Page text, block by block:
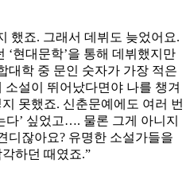
했죠. 그래서 데뷔도 늦었어요.
‘현대문학’을 통해 데뷔했지만
대학 중 문인 숫자가 가장 적은
설이 뛰어났다면야 나를 챙겨
못했죠. 신춘문예에도 여러 번
다’ 싶었고…. 물론 그게 아니지
디잖아요? 유명한 소설가들을
하던 때였죠.”